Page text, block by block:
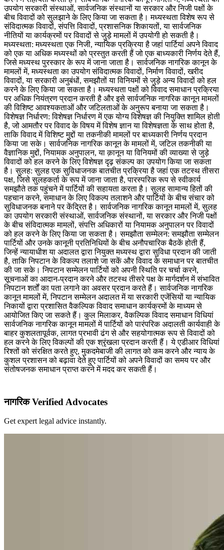
उपयोग सरकारी संस्थाओं, सार्वजनिक संस्थानों या सरकार और निजी पक्षों के
बीच विवादों को सुलझाने के लिए किया जा सकता है। मध्यस्थता विशेष रूप से
संविदात्मक विवादों, संपत्ति विवादों, प्रशासनिक शिकायतों, या सार्वजनिक
नीतियों या कार्यक्रमों पर विवादों से जुड़े मामलों में उपयोगी हो सकती है।
मध्यस्थता: मध्यस्थता एक निजी, न्यायिक प्रक्रिया है जहां पार्टियां अपने विवाद
को एक या अधिक मध्यस्थों को प्रस्तुत करती हैं जो एक बाध्यकारी निर्णय देते हैं,
जिसे मध्यस्थ पुरस्कार के रूप में जाना जाता है। सार्वजनिक नागरिक कानून के
मामलों में, मध्यस्थता का उपयोग संविदात्मक विवादों, निर्माण विवादों, खरीद
विवादों, या सरकारी अनुबंधों, समझौतों या विनियमों से जुड़े अन्य विवादों को हल
करने के लिए किया जा सकता है। मध्यस्थता पक्षों को विवाद समाधान प्रक्रिया
पर अधिक नियंत्रण प्रदान करती है और इसे सार्वजनिक नागरिक कानून मामलों
की विशिष्ट आवश्यकताओं और जटिलताओं के अनुरूप बनाया जा सकता है।
विशेषज्ञ निर्धारण: विशेषज्ञ निर्धारण में एक योग्य विशेषज्ञ की नियुक्ति शामिल होती
है, जो आमतौर पर विवाद के विषय में विशेष ज्ञान या विशेषज्ञता के साथ होता है,
ताकि विवाद में विशिष्ट मुद्दों या तकनीकी मामलों पर बाध्यकारी निर्णय प्रदान
किया जा सके। सार्वजनिक नागरिक कानून के मामलों में, जटिल तकनीकी या
वैज्ञानिक मुद्दों, नियामक अनुपालन, या क़ानून या विनियमों की व्याख्या से जुड़े
विवादों को हल करने के लिए विशेषज्ञ दृढ़ संकल्प का उपयोग किया जा सकता
है। सुलह: सुलह एक सुविधाजनक बातचीत प्रक्रिया है जहां एक तटस्थ तीसरा
पक्ष, जिसे सुलहकर्ता के रूप में जाना जाता है, पारस्परिक रूप से स्वीकार्य
समझौते तक पहुंचने में पार्टियों की सहायता करता है। सुलह सामान्य हितों की
पहचान करने, समाधान के लिए विकल्प तलाशने और पार्टियों के बीच संचार को
सुविधाजनक बनाने पर केंद्रित है। सार्वजनिक नागरिक कानून मामलों में, सुलह
का उपयोग सरकारी संस्थाओं, सार्वजनिक संस्थानों, या सरकार और निजी पक्षों
के बीच संविदात्मक मामलों, संपत्ति अधिकारों या नियामक अनुपालन पर विवादों
को हल करने के लिए किया जा सकता है। समझौता सम्मेलन: समझौता सम्मेलन
पार्टियों और उनके कानूनी प्रतिनिधियों के बीच अनौपचारिक बैठकें होती हैं,
जिन्हें न्यायाधीश या अदालत द्वारा नियुक्त मध्यस्थ द्वारा सुविधा प्रदान की जाती
है, ताकि निपटान के विकल्प तलाशे जा सकें और विवाद के समाधान पर बातचीत
की जा सके। निपटान सम्मेलन पार्टियों को अपनी स्थिति पर चर्चा करने,
सूचनाओं का आदान-प्रदान करने और तटस्थ तीसरे पक्ष के मार्गदर्शन में संभावित
निपटान शर्तों का पता लगाने का अवसर प्रदान करते हैं। सार्वजनिक नागरिक
कानून मामलों में, निपटान सम्मेलन अदालत में या सरकारी एजेंसियों या न्यायिक
निकायों द्वारा प्रशासित वैकल्पिक विवाद समाधान कार्यक्रमों के माध्यम से
आयोजित किए जा सकते हैं। कुल मिलाकर, वैकल्पिक विवाद समाधान विधियां
सार्वजनिक नागरिक कानून मामलों में पार्टियों को पारंपरिक अदालती कार्यवाही के
बाहर कुशलतापूर्वक, लागत प्रभावी ढंग से और सहयोगात्मक रूप से विवादों को
हल करने के लिए विकल्पों की एक श्रृंखला प्रदान करती हैं। ये एडीआर विधियां
रिश्तों को संरक्षित करते हुए, मुकदमेबाजी की लागत को कम करने और न्याय के
कुशल प्रशासन को बढ़ावा देते हुए पार्टियों को अपने विवादों का समय पर और
संतोषजनक समाधान प्राप्त करने में मदद कर सकती हैं।
नागरिक Verified Advocates
Get expert legal advice instantly.